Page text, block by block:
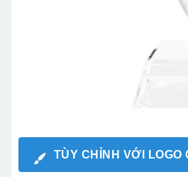
TÙY CHỈNH VỚI LOGO